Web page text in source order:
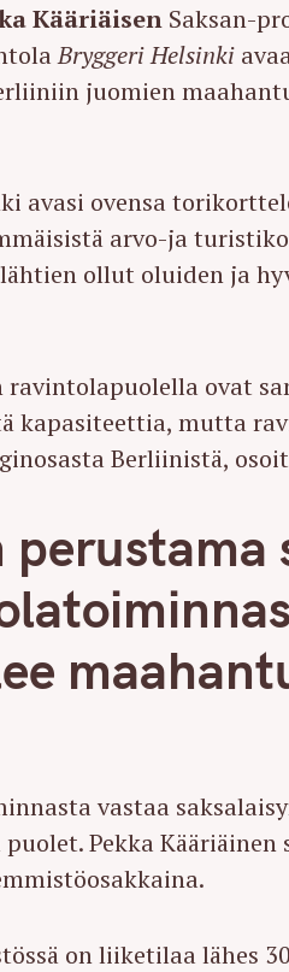
Kääriäisen Saksan-
Bryggeri Helsinki
juomien
avasi ovensa
arvo-ja
ollut oluiden ja
ovat
kapasiteettia, mutta
Berliinistä,
perustama
vastaa
Pekka
on liiketilaa lähes